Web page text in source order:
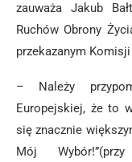
zauważa Jakub
Ruchów Obrony
przekazanym
– Należy
Europejskiej, że to
się znacznie
Mój